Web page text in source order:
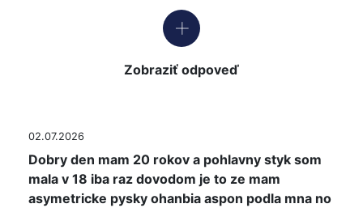
Zobraziť odpoveď
02.07.2026
Dobry den mam 20 rokov a pohlavny styk som
mala v 18 iba raz dovodom je to ze mam
asymetricke pysky ohanbia aspon podla mna no